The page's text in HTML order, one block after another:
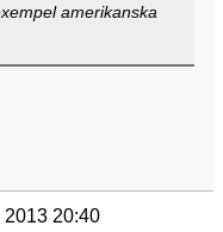
amerikanska
2013 20:40